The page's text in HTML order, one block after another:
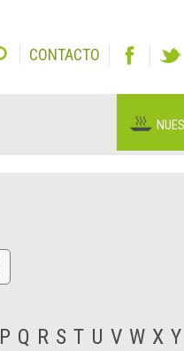
CONTACTO
P Q R S T U V W X Y